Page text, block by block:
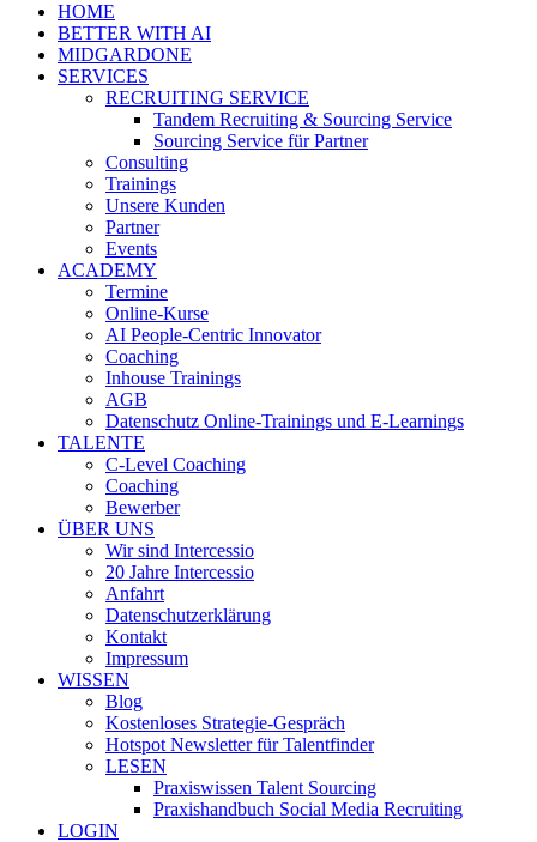
HOME
BETTER WITH AI
MIDGARDONE
SERVICES
RECRUITING SERVICE
Tandem Recruiting & Sourcing Service
Sourcing Service für Partner
Consulting
Trainings
Unsere Kunden
Partner
Events
ACADEMY
Termine
Online-Kurse
AI People-Centric Innovator
Coaching
Inhouse Trainings
AGB
Datenschutz Online-Trainings und E-Learnings
TALENTE
C-Level Coaching
Coaching
Bewerber
ÜBER UNS
Wir sind Intercessio
20 Jahre Intercessio
Anfahrt
Datenschutzerklärung
Kontakt
Impressum
WISSEN
Blog
Kostenloses Strategie-Gespräch
Hotspot Newsletter für Talentfinder
LESEN
Praxiswissen Talent Sourcing
Praxishandbuch Social Media Recruiting
LOGIN